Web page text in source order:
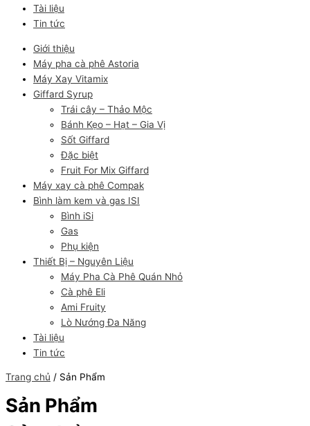
Tài liệu
Tin tức
Giới thiệu
Máy pha cà phê Astoria
Máy Xay Vitamix
Giffard Syrup
Trái cây – Thảo Mộc
Bánh Kẹo – Hạt – Gia Vị
Sốt Giffard
Đặc biệt
Fruit For Mix Giffard
Máy xay cà phê Compak
Bình làm kem và gas ISI
Bình iSi
Gas
Phụ kiện
Thiết Bị – Nguyên Liệu
Máy Pha Cà Phê Quán Nhỏ
Cà phê Eli
Ami Fruity
Lò Nướng Đa Năng
Tài liệu
Tin tức
Trang chủ / Sản Phẩm
Sản Phẩm